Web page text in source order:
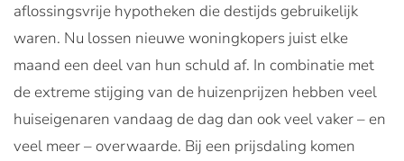
aflossingsvrije hypotheken die destijds gebruikelijk
waren. Nu lossen nieuwe woningkopers juist elke
maand een deel van hun schuld af. In combinatie met
de extreme stijging van de huizenprijzen hebben veel
huiseigenaren vandaag de dag dan ook veel vaker – en
veel meer – overwaarde. Bij een prijsdaling komen